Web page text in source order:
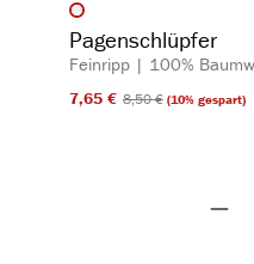
Artikelfarbe
Pagenschlüpfer
Feinripp | 100%
7,65 €​ 8,50 €​(10% gespart)